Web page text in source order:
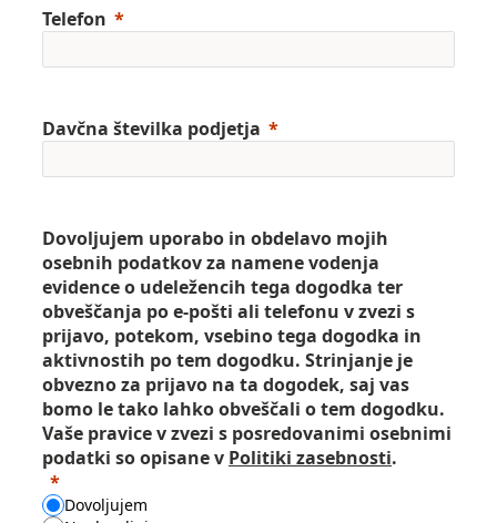
Telefon
Davčna številka podjetja
Dovoljujem uporabo in obdelavo mojih
osebnih podatkov za namene vodenja
evidence o udeležencih tega dogodka ter
obveščanja po e-pošti ali telefonu v zvezi s
prijavo, potekom, vsebino tega dogodka in
aktivnostih po tem dogodku. Strinjanje je
obvezno za prijavo na ta dogodek, saj vas
bomo le tako lahko obveščali o tem dogodku.
Vaše pravice v zvezi s posredovanimi osebnimi
podatki so opisane v Politiki zasebnosti.
Dovoljujem